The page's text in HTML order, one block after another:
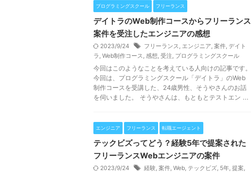
プログラミングスクール フリーランス
デイトラのWeb制作コースからフリーランス
案件を受注したエンジニアの感想
2023/9/24 フリーランス, エンジニア, 案件, デイト
ラ , Web制作コース, 感想, 受注, プログラミングスクール
今回はこのようなことを考えている人向けの記事です。
今回は、プログラミングスクール「デイトラ」のWeb
制作コースを受講した、24歳男性、そうやさんのお話
を伺いました。 そうやさんは、もともとテストエン ...
エンジニア フリーランス 転職エージェント
テックビズってどう？経験5年で提案された
フリーランスWebエンジニアの案件
2023/9/24 経験, 案件, Web, テックビズ, 5年, 提案,